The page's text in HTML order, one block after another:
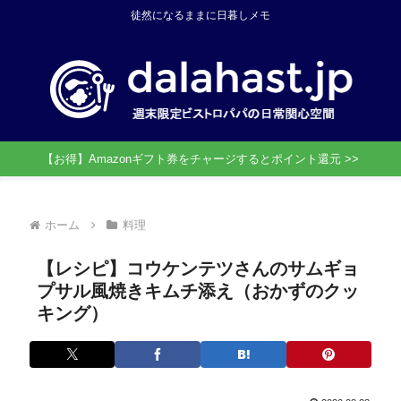
徒然になるままに日暮しメモ
【お得】Amazonギフト券をチャージするとポイント還元 >>
ホーム 料理
【レシピ】コウケンテツさんのサムギョ
プサル風焼きキムチ添え（おかずのクッ
キング）